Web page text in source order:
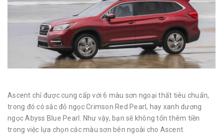
Ascent chỉ được cung cấp với 6 màu sơn ngoại thất tiêu chuẩn,
trong đó có sắc đỏ ngọc Crimson Red Pearl, hay xanh dương
ngọc Abyss Blue Pearl. Như vậy, bạn sẽ không tốn thêm tiền
trong việc lựa chọn các màu sơn bên ngoài cho Ascent.